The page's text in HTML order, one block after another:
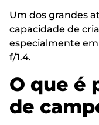
Um dos grandes
capacidade de
especialmente
f/1.4.
O que é
de